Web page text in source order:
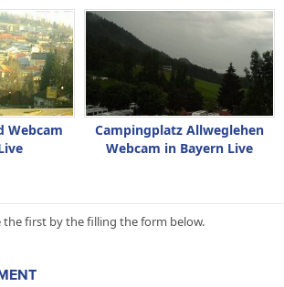
Webcam
Campingplatz Allweglehen
Webcam in Bayern Live
the first by the filling the form below.